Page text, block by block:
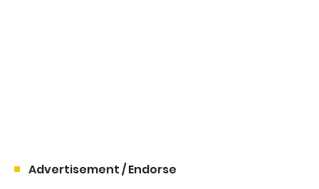
Advertisement / Endorse